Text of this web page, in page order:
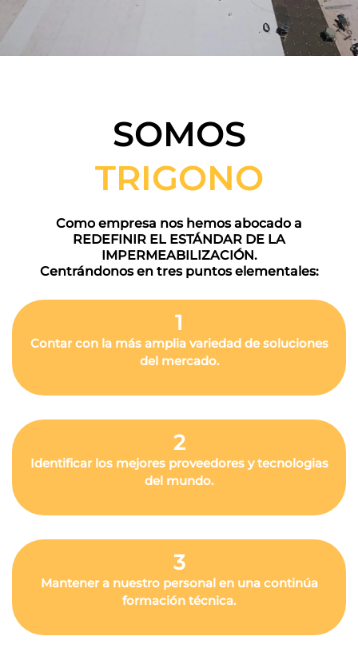
SOMOS
TRIGONO
Como empresa nos hemos abocado a
REDEFINIR EL ESTÁNDAR DE LA
IMPERMEABILIZACIÓN.
Centrándonos en tres puntos elementales:
1
Contar con la más amplia variedad de soluciones
del mercado.
2
Identificar los mejores proveedores y tecnologias
del mundo.
3
Mantener a nuestro personal en una continúa
formación técnica.